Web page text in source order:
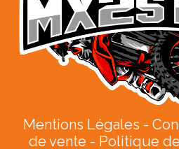
Mentions Légales
de vente
Politique